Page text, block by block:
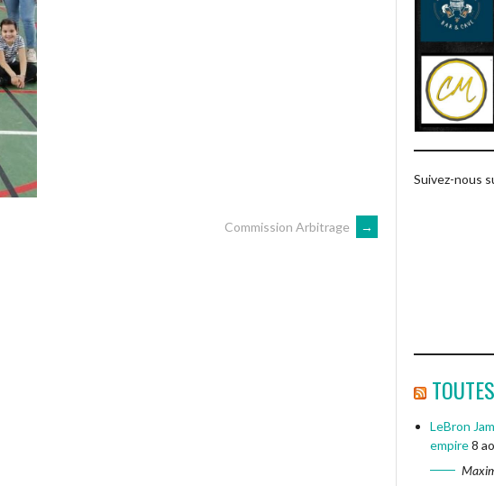
Commission Arbitrage →
Suivez-nous
LeBron
empire 8